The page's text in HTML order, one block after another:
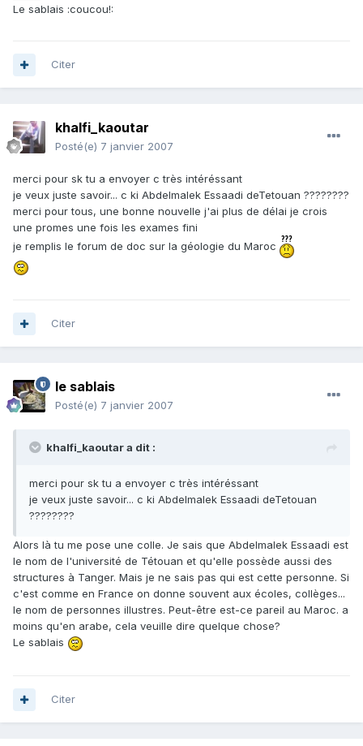
Le sablais :coucou!:
Citer
khalfi_kaoutar
Posté(e) 7 janvier 2007
merci pour sk tu a envoyer c très intéréssant
je veux juste savoir... c ki Abdelmalek Essaadi deTetouan ????????
merci pour tous, une bonne nouvelle j'ai plus de délai je crois
une promes une fois les exames fini
je remplis le forum de doc sur la géologie du Maroc
Citer
le sablais
Posté(e) 7 janvier 2007
khalfi_kaoutar a dit :
merci pour sk tu a envoyer c très intéréssant
je veux juste savoir... c ki Abdelmalek Essaadi deTetouan
????????
Alors là tu me pose une colle. Je sais que Abdelmalek Essaadi est
le nom de l'université de Tétouan et qu'elle possède aussi des
structures à Tanger. Mais je ne sais pas qui est cette personne. Si
c'est comme en France on donne souvent aux écoles, collèges...
le nom de personnes illustres. Peut-être est-ce pareil au Maroc. a
moins qu'en arabe, cela veuille dire quelque chose?
Le sablais
Citer